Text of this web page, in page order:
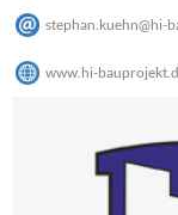
stephan.kuehn@hi-
www.hi-